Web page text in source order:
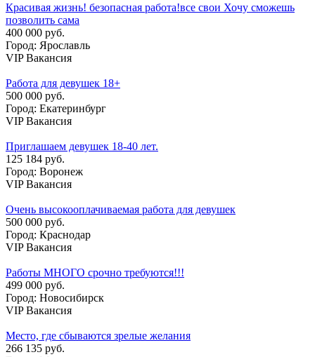
Красивая жизнь! безопасная работа!все свои Хочу сможешь
позволить сама
400 000 руб.
Город: Ярославль
VIP Вакансия
Работа для девушек 18+
500 000 руб.
Город: Екатеринбург
VIP Вакансия
Приглашаем девушек 18-40 лет.
125 184 руб.
Город: Воронеж
VIP Вакансия
Очень высокооплачиваемая работа для девушек
500 000 руб.
Город: Краснодар
VIP Вакансия
Работы МНОГО срочно требуются!!!
499 000 руб.
Город: Новосибирск
VIP Вакансия
Место, где сбываются зрелые желания
266 135 руб.